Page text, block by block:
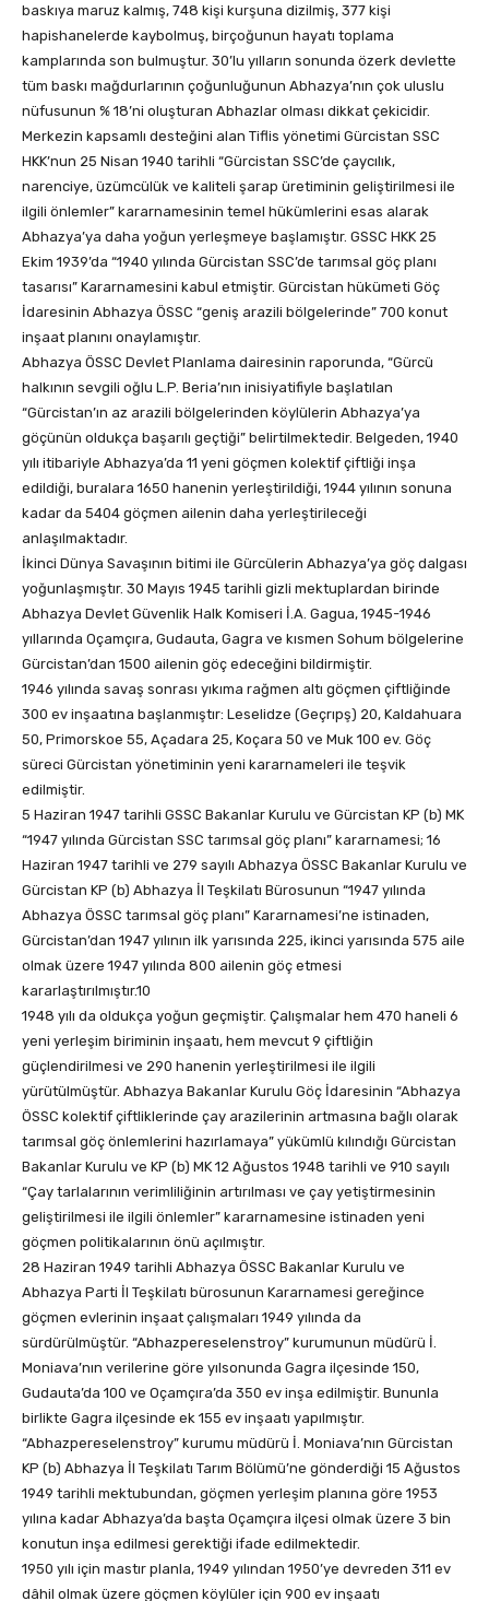
baskıya maruz kalmış, 748 kişi kurşuna dizilmiş, 377 kişi
hapishanelerde kaybolmuş, birçoğunun hayatı toplama
kamplarında son bulmuştur. 30’lu yılların sonunda özerk devlette
tüm baskı mağdurlarının çoğunluğunun Abhazya’nın çok uluslu
nüfusunun % 18’ni oluşturan Abhazlar olması dikkat çekicidir.
Merkezin kapsamlı desteğini alan Tiflis yönetimi Gürcistan SSC
HKK’nun 25 Nisan 1940 tarihli “Gürcistan SSC’de çaycılık,
narenciye, üzümcülük ve kaliteli şarap üretiminin geliştirilmesi ile
ilgili önlemler” kararnamesinin temel hükümlerini esas alarak
Abhazya’ya daha yoğun yerleşmeye başlamıştır. GSSC HKK 25
Ekim 1939’da “1940 yılında Gürcistan SSC’de tarımsal göç planı
tasarısı” Kararnamesini kabul etmiştir. Gürcistan hükümeti Göç
İdaresinin Abhazya ÖSSC “geniş arazili bölgelerinde” 700 konut
inşaat planını onaylamıştır.
Abhazya ÖSSC Devlet Planlama dairesinin raporunda, “Gürcü
halkının sevgili oğlu L.P. Beria’nın inisiyatifiyle başlatılan
“Gürcistan’ın az arazili bölgelerinden köylülerin Abhazya’ya
göçünün oldukça başarılı geçtiği” belirtilmektedir. Belgeden, 1940
yılı itibariyle Abhazya’da 11 yeni göçmen kolektif çiftliği inşa
edildiği, buralara 1650 hanenin yerleştirildiği, 1944 yılının sonuna
kadar da 5404 göçmen ailenin daha yerleştirileceği
anlaşılmaktadır.
İkinci Dünya Savaşının bitimi ile Gürcülerin Abhazya’ya göç dalgası
yoğunlaşmıştır. 30 Mayıs 1945 tarihli gizli mektuplardan birinde
Abhazya Devlet Güvenlik Halk Komiseri İ.A. Gagua, 1945-1946
yıllarında Oçamçıra, Gudauta, Gagra ve kısmen Sohum bölgelerine
Gürcistan’dan 1500 ailenin göç edeceğini bildirmiştir.
1946 yılında savaş sonrası yıkıma rağmen altı göçmen çiftliğinde
300 ev inşaatına başlanmıştır: Leselidze (Geçrıpş) 20, Kaldahuara
50, Primorskoe 55, Açadara 25, Koçara 50 ve Muk 100 ev. Göç
süreci Gürcistan yönetiminin yeni kararnameleri ile teşvik
edilmiştir.
5 Haziran 1947 tarihli GSSC Bakanlar Kurulu ve Gürcistan KP (b) MK
“1947 yılında Gürcistan SSC tarımsal göç planı” kararnamesi; 16
Haziran 1947 tarihli ve 279 sayılı Abhazya ÖSSC Bakanlar Kurulu ve
Gürcistan KP (b) Abhazya İl Teşkilatı Bürosunun “1947 yılında
Abhazya ÖSSC tarımsal göç planı” Kararnamesi’ne istinaden,
Gürcistan’dan 1947 yılının ilk yarısında 225, ikinci yarısında 575 aile
olmak üzere 1947 yılında 800 ailenin göç etmesi
kararlaştırılmıştır.10
1948 yılı da oldukça yoğun geçmiştir. Çalışmalar hem 470 haneli 6
yeni yerleşim biriminin inşaatı, hem mevcut 9 çiftliğin
güçlendirilmesi ve 290 hanenin yerleştirilmesi ile ilgili
yürütülmüştür. Abhazya Bakanlar Kurulu Göç İdaresinin “Abhazya
ÖSSC kolektif çiftliklerinde çay arazilerinin artmasına bağlı olarak
tarımsal göç önlemlerini hazırlamaya” yükümlü kılındığı Gürcistan
Bakanlar Kurulu ve KP (b) MK 12 Ağustos 1948 tarihli ve 910 sayılı
“Çay tarlalarının verimliliğinin artırılması ve çay yetiştirmesinin
geliştirilmesi ile ilgili önlemler” kararnamesine istinaden yeni
göçmen politikalarının önü açılmıştır.
28 Haziran 1949 tarihli Abhazya ÖSSC Bakanlar Kurulu ve
Abhazya Parti İl Teşkilatı bürosunun Kararnamesi gereğince
göçmen evlerinin inşaat çalışmaları 1949 yılında da
sürdürülmüştür. “Abhazpereselenstroy” kurumunun müdürü İ.
Moniava’nın verilerine göre yılsonunda Gagra ilçesinde 150,
Gudauta’da 100 ve Oçamçıra’da 350 ev inşa edilmiştir. Bununla
birlikte Gagra ilçesinde ek 155 ev inşaatı yapılmıştır.
“Abhazpereselenstroy” kurumu müdürü İ. Moniava’nın Gürcistan
KP (b) Abhazya İl Teşkilatı Tarım Bölümü’ne gönderdiği 15 Ağustos
1949 tarihli mektubundan, göçmen yerleşim planına göre 1953
yılına kadar Abhazya’da başta Oçamçıra ilçesi olmak üzere 3 bin
konutun inşa edilmesi gerektiği ifade edilmektedir.
1950 yılı için mastır planla, 1949 yılından 1950’ye devreden 311 ev
dâhil olmak üzere göçmen köylüler için 900 ev inşaatı